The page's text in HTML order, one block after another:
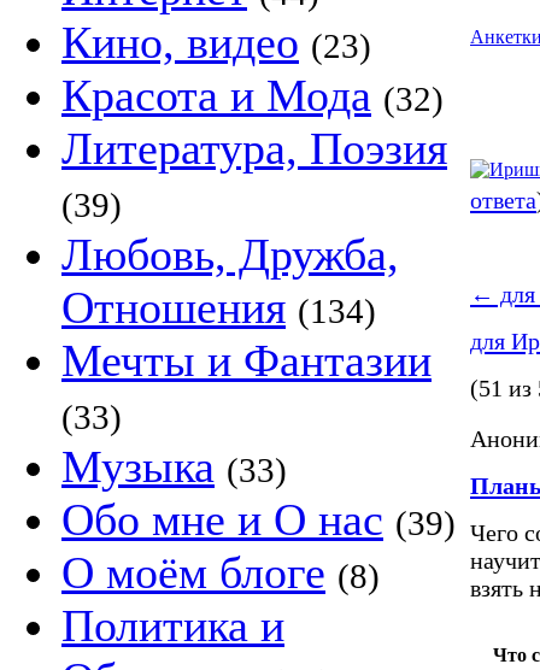
Кино, видео (23)
Красота и Мода (32)
Литература, Поэзия
(39)
Любовь, Дружба,
Отношения (134)
Мечты и Фантазии
(33)
Музыка (33)
Обо мне и О нас (39)
О моём блоге (8)
Политика и
ответа
←
для
(51 из
Чего
взять
Что